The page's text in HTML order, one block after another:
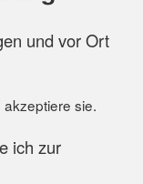
und vor Ort
sie.
ich zur